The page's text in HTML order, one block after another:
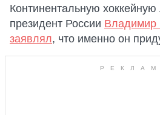
Континентальную
президент России Владимир
заявлял, что именно он